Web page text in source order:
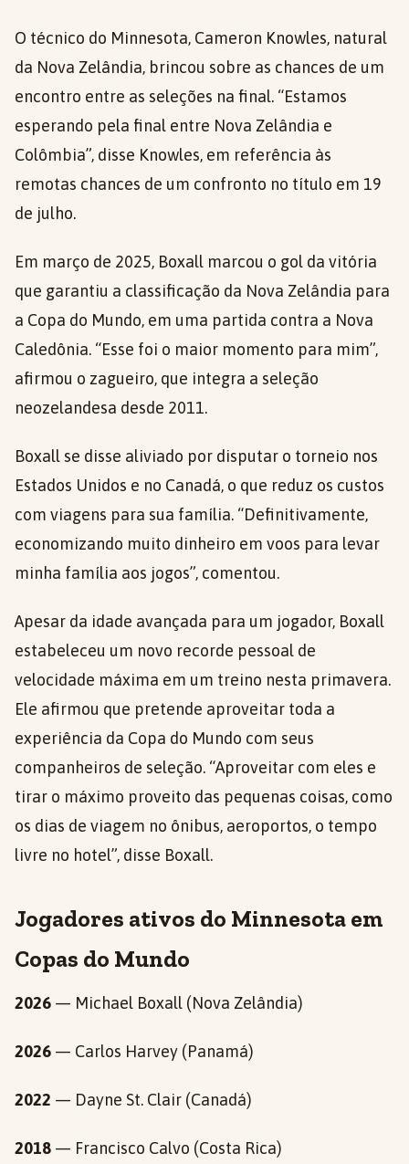
O técnico do Minnesota, Cameron Knowles, natural
da Nova Zelândia, brincou sobre as chances de um
encontro entre as seleções na final. “Estamos
esperando pela final entre Nova Zelândia e
Colômbia”, disse Knowles, em referência às
remotas chances de um confronto no título em 19
de julho.
Em março de 2025, Boxall marcou o gol da vitória
que garantiu a classificação da Nova Zelândia para
a Copa do Mundo, em uma partida contra a Nova
Caledônia. “Esse foi o maior momento para mim”,
afirmou o zagueiro, que integra a seleção
neozelandesa desde 2011.
Boxall se disse aliviado por disputar o torneio nos
Estados Unidos e no Canadá, o que reduz os custos
com viagens para sua família. “Definitivamente,
economizando muito dinheiro em voos para levar
minha família aos jogos”, comentou.
Apesar da idade avançada para um jogador, Boxall
estabeleceu um novo recorde pessoal de
velocidade máxima em um treino nesta primavera.
Ele afirmou que pretende aproveitar toda a
experiência da Copa do Mundo com seus
companheiros de seleção. “Aproveitar com eles e
tirar o máximo proveito das pequenas coisas, como
os dias de viagem no ônibus, aeroportos, o tempo
livre no hotel”, disse Boxall.
Jogadores ativos do Minnesota em
Copas do Mundo
2026 — Michael Boxall (Nova Zelândia)
2026 — Carlos Harvey (Panamá)
2022 — Dayne St. Clair (Canadá)
2018 — Francisco Calvo (Costa Rica)